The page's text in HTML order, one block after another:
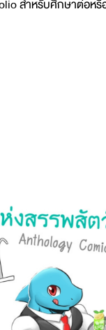
สำหรับศึกษาต่อหรื